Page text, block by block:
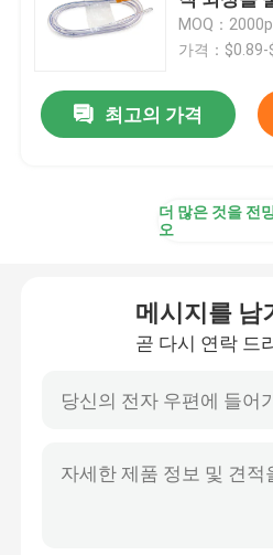
수갑을 매고 수갑을 벗은 내
장갑 내막관
라텍스 포레이 카테터
실리콘 포레이 카테터
비뇨기술 일회용 제품
MOQ：
가격：
최고의 가격
더 많은 것을 전
오
메시지를 남
곧 다시 연락 드